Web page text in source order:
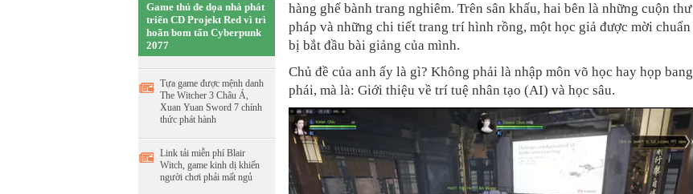
Game thủ đe dọa nhà phát
triển CD Projekt Red vì trì
hoãn bom tấn Cyberpunk
2077
Tựa game được mệnh danh
The Witcher 3 Châu Á,
Xuan Yuan Sword 7 chính
thức phát hành
Link tải miễn phí Blair
Witch, game kinh dị khiến
người chơi phải mất ngủ
hàng ghế bành trang nghiêm. Trên sân khấu, hai bên là những cuộn thư
pháp và những chi tiết trang trí hình rồng, một học giả được mời chuẩn
bị bắt đầu bài giảng của mình.
Chủ đề của anh ấy là gì? Không phải là nhập môn võ học hay họp bang
phái, mà là: Giới thiệu về trí tuệ nhân tạo (AI) và học sâu.